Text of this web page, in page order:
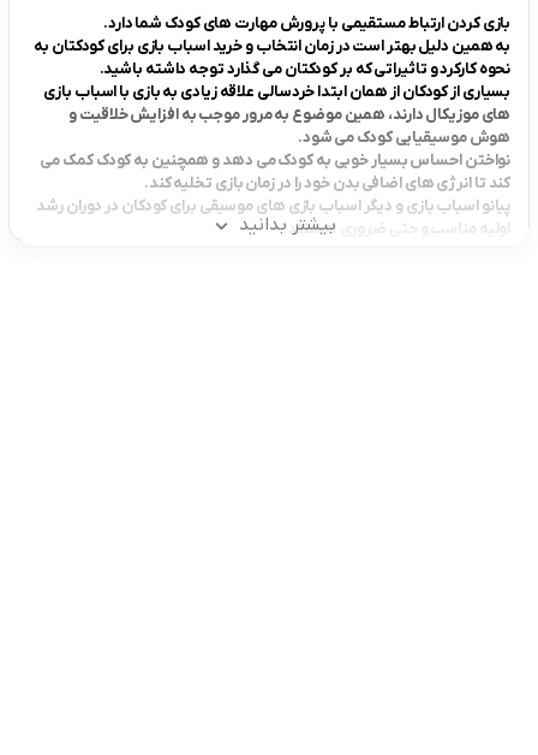
بازی کردن ارتباط مستقیمی با پرورش مهارت های کودک شما دارد.
به همین دلیل بهتر است در زمان انتخاب و خرید اسباب بازی برای کودکتان به
نحوه کارکرد و تاثیراتی که بر کودکتان می گذارد توجه داشته باشید.
بسیاری از کودکان از همان ابتدا خردسالی علاقه زیادی به بازی با اسباب بازی
های موزیکال دارند، همین موضوع به مرور موجب به افزایش خلاقیت و
هوش موسیقیایی کودک می شود.
نواختن احساس بسیار خوبی به کودک می دهد و همچنین به کودک کمک می
کند تا انرژی های اضافی بدن خود را در زمان بازی تخلیه کند.
پیانو اسباب بازی و دیگر اسباب بازی های موسیقی برای کودکان در دوران رشد
اولیه مناسب و حتی ضروری هستند.
بیشتر بدانید